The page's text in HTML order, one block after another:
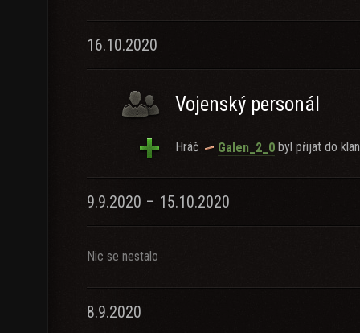
16.10.2020
Vojenský personál
Hráč Galen_2_0 byl přijat do
9.9.2020 – 15.10.2020
Nic se nestalo
8.9.2020